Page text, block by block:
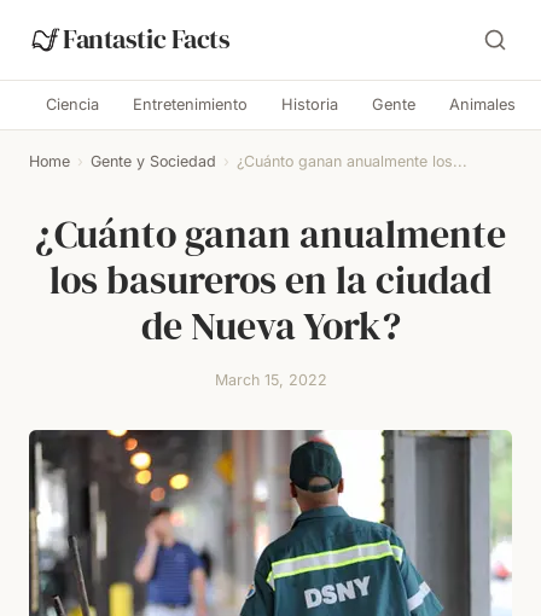
Fantastic Facts
Ciencia Entretenimiento Historia Gente Animales
Home › Gente y Sociedad › ¿Cuánto ganan anualmente los...
¿Cuánto ganan anualmente
los basureros en la ciudad
de Nueva York?
March 15, 2022